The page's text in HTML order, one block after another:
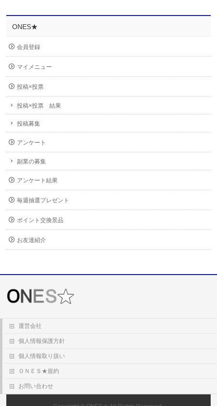
ONES★
会員登録
マイメニュー
投稿×投票
投稿×投票 結果
投稿募集
アンケート
副業の募集
アンケート結果
毎週抽選プレゼント
ポイント交換景品
お友達紹介
運営会社
個人情報保護方針
個人情報取り扱い
ＯＮＥＳ★規約
お問い合わせ